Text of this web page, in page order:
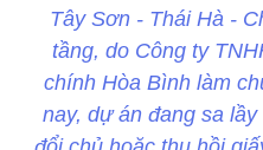
Tây Sơn - Thái Hà -
tầng, do Công ty
chính Hòa Bình làm
nay, dự án đang sa